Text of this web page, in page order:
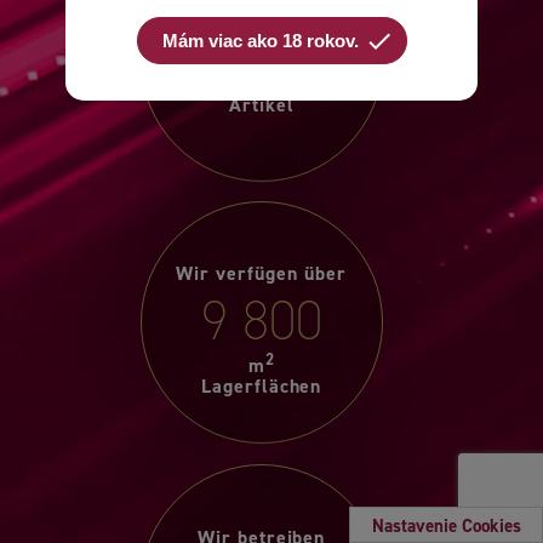
Wir handeln mit
9 500
Artikel
Wir verfügen über
9 800
m2
Lagerflächen
Nastavenie Cookies
Mám viac ako 18 rokov. check